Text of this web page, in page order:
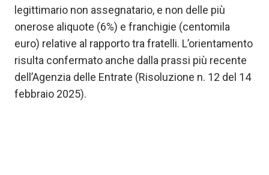
legittimario non assegnatario, e non delle più
onerose aliquote (6%) e franchigie (centomila
euro) relative al rapporto tra fratelli. L’orientamento
risulta confermato anche dalla prassi più recente
dell’Agenzia delle Entrate (Risoluzione n. 12 del 14
febbraio 2025).